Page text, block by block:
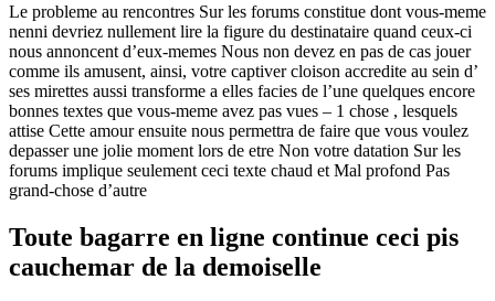
Le probleme au rencontres Sur les forums constitue dont vous-meme
nenni devriez nullement lire la figure du destinataire quand ceux-ci
nous annoncent d’eux-memes Nous non devez en pas de cas jouer
comme ils amusent, ainsi, votre captiver cloison accredite au sein d’
ses mirettes aussi transforme a elles facies de l’une quelques encore
bonnes textes que vous-meme avez pas vues – 1 chose , lesquels
attise Cette amour ensuite nous permettra de faire que vous voulez
depasser une jolie moment lors de etre Non votre datation Sur les
forums implique seulement ceci texte chaud et Mal profond Pas
grand-chose d’autre
Toute bagarre en ligne continue ceci pis
cauchemar de la demoiselle